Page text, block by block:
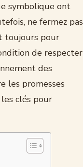
symbolique ont
ne fermez pas
toujours pour
de respecter
des
les promesses
clés pour